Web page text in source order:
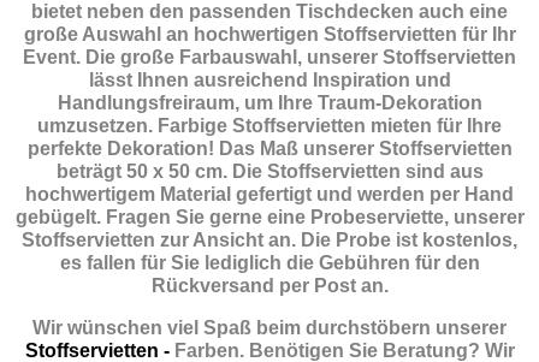
bietet neben den passenden Tischdecken auch eine
große Auswahl an hochwertigen Stoffservietten für Ihr
Event. Die große Farbauswahl, unserer Stoffservietten
lässt Ihnen ausreichend Inspiration und
Handlungsfreiraum, um Ihre Traum-Dekoration
umzusetzen. Farbige Stoffservietten mieten für Ihre
perfekte Dekoration! Das Maß unserer Stoffservietten
beträgt 50 x 50 cm. Die Stoffservietten sind aus
hochwertigem Material gefertigt und werden per Hand
gebügelt. Fragen Sie gerne eine Probeserviette, unserer
Stoffservietten zur Ansicht an. Die Probe ist kostenlos,
es fallen für Sie lediglich die Gebühren für den
Rückversand per Post an.
Wir wünschen viel Spaß beim durchstöbern unserer
Stoffservietten - Farben. Benötigen Sie Beratung? Wir